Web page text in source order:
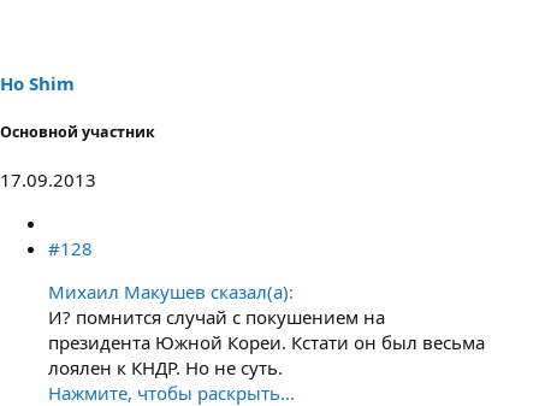
Ho Shim
Основной участник
17.09.2013
#128
Михаил Макушев сказал(а):
И? помнится случай с покушением на
президента Южной Кореи. Кстати он был весьма
лоялен к КНДР. Но не суть.
Нажмите, чтобы раскрыть...